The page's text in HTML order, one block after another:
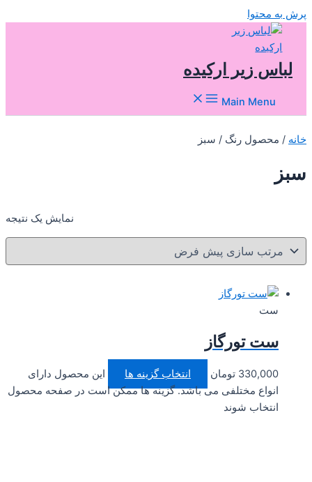
پرش به محتوا
لباس زیر ارکیده
Main Menu
خانه / محصول رنگ / سبز
سبز
نمایش یک نتیجه
ست
ست تورگاز
330,000 تومان انتخاب گزینه ها
این محصول دارای
انواع مختلفی می باشد. گزینه ها ممکن است در صفحه محصول
انتخاب شوند